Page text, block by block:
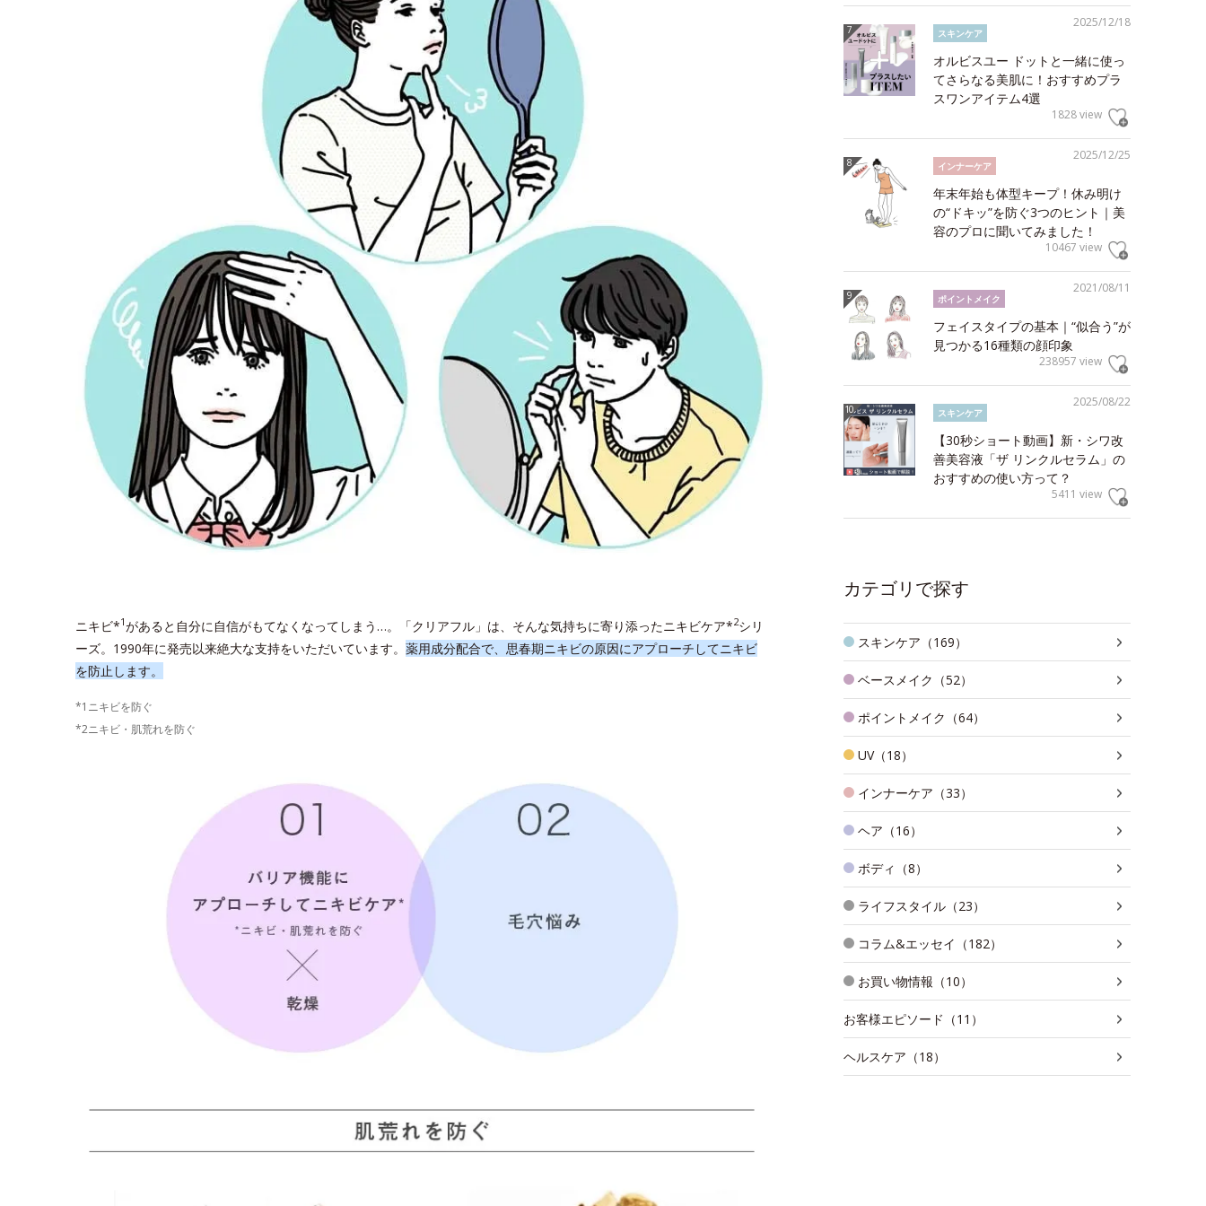
ニキビ*1があると自分に自信がもてなくなってしまう…。「クリアフル」は、そんな気持ちに寄り添ったニキビケア*2シリ
ーズ。1990年に発売以来絶大な支持をいただいています。 薬用成分配合で、思春期ニキビの原因にアプローチしてニキビ
を防止します。
*1ニキビを防ぐ
*2ニキビ・肌荒れを防ぐ
2025/12/18
スキンケア
オルビスユー ドットと一緒に使っ
てさらなる美肌に！おすすめプラ
スワンアイテム4選
1828 view
2025/12/25
インナーケア
年末年始も体型キープ！休み明け
の“ドキッ”を防ぐ3つのヒント｜美
容のプロに聞いてみました！
10467 view
2021/08/11
ポイントメイク
フェイスタイプの基本｜“似合う”が
見つかる16種類の顔印象
238957 view
2025/08/22
スキンケア
【30秒ショート動画】新・シワ改
善美容液「ザ リンクルセラム」の
おすすめの使い方って？
5411 view
カテゴリで探す
スキンケア（169）
ベースメイク（52）
ポイントメイク（64）
UV（18）
インナーケア（33）
ヘア（16）
ボディ（8）
ライフスタイル（23）
コラム&エッセイ（182）
お買い物情報（10）
お客様エピソード（11）
ヘルスケア（18）